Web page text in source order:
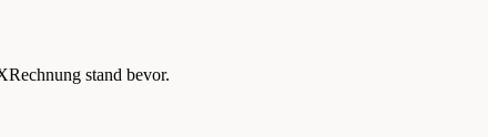
stand bevor.